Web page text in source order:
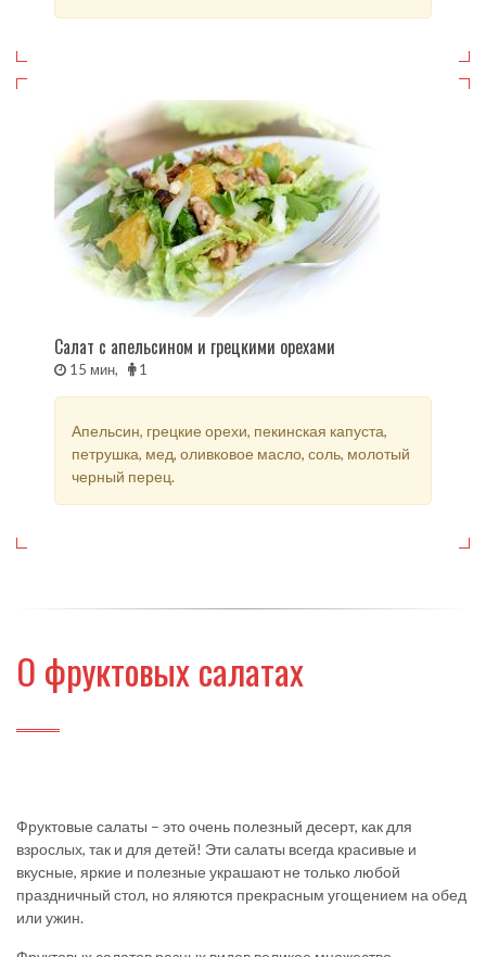
Салат с апельсином и грецкими орехами
15 мин, 1
Апельсин, грецкие орехи, пекинская капуста,
петрушка, мед, оливковое масло, соль, молотый
черный перец.
О фруктовых салатах
Фруктовые салаты – это очень полезный десерт, как для
взрослых, так и для детей! Эти салаты всегда красивые и
вкусные, яркие и полезные украшают не только любой
праздничный стол, но яляются прекрасным угощением на обед
или ужин.